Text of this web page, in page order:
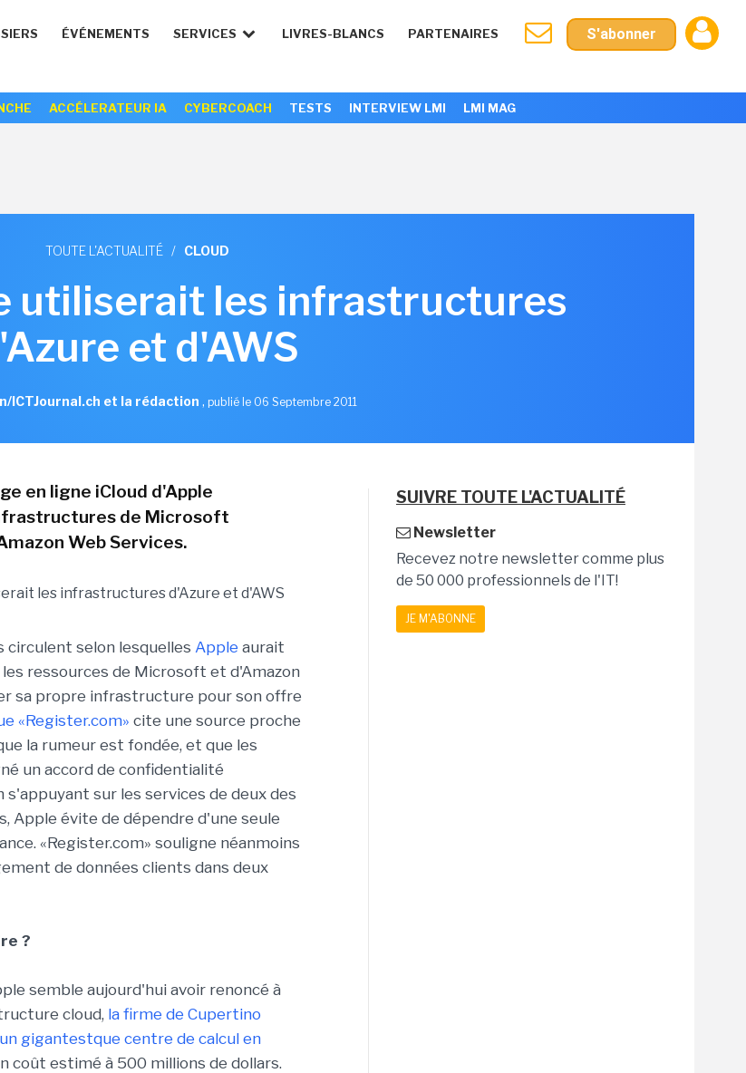
ÉVÉNEMENTS SERVICES LIVRES-BLANCS PARTENAIRES S'abonner
ACCÉLERATEUR IA CYBERCOACH TESTS INTERVIEW LMI LMI MAG
TOUTE L'ACTUALITÉ / CLOUD
utiliserait les infrastructures
et d'AWS
ICTJournal.ch et la rédaction , publié le 06 Septembre 2011
en ligne iCloud d'Apple
de Microsoft
Web Services.
circulent selon lesquelles Apple aurait
ressources de Microsoft et d'Amazon
sa propre infrastructure pour son offre
«Register.com» cite une source proche
la rumeur est fondée, et que les
un accord de confidentialité
sur les services de deux des
Apple évite de dépendre d'une seule
«Register.com» souligne néanmoins
de données clients dans deux
?
semble aujourd'hui avoir renoncé à
cloud, la firme de Cupertino
gigantestque centre de calcul en
coût estimé à 500 millions de dollars.
SUIVRE TOUTE L'ACTUALITÉ
Newsletter
Recevez notre newsletter comme plus
de 50 000 professionnels de l'IT!
JE M'ABONNE